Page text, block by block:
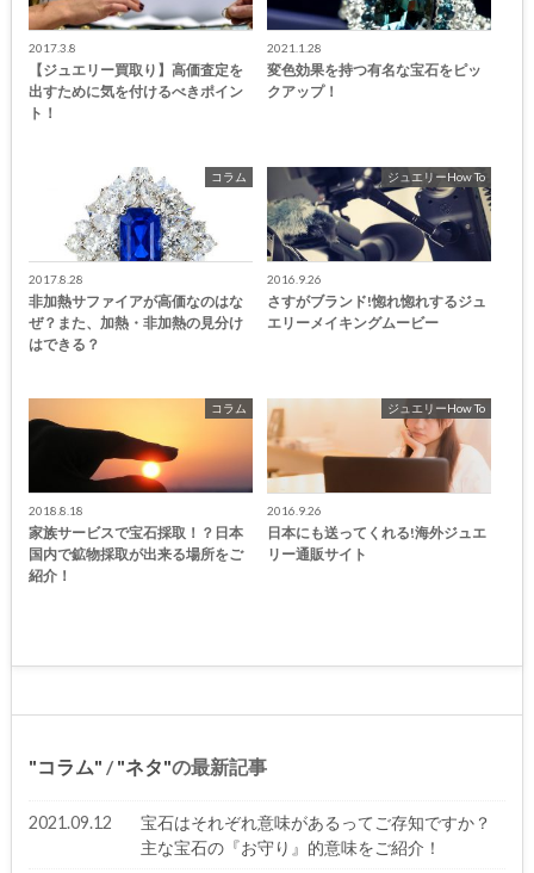
2017.3.8
【ジュエリー買取り】高価査定を
出すために気を付けるべきポイン
ト！
2021.1.28
変色効果を持つ有名な宝石をピッ
クアップ！
コラム
2017.8.28
非加熱サファイアが高価なのはな
ぜ？また、加熱・非加熱の見分け
はできる？
ジュエリーHow To
2016.9.26
さすがブランド!惚れ惚れするジュ
エリーメイキングムービー
コラム
2018.8.18
家族サービスで宝石採取！？日本
国内で鉱物採取が出来る場所をご
紹介！
ジュエリーHow To
2016.9.26
日本にも送ってくれる!海外ジュエ
リー通販サイト
コラム / ネタ の最新記事
2021.09.12
宝石はそれぞれ意味があるってご存知ですか？
主な宝石の『お守り』的意味をご紹介！